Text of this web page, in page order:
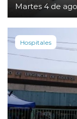
Martes 4 de
Hospitales